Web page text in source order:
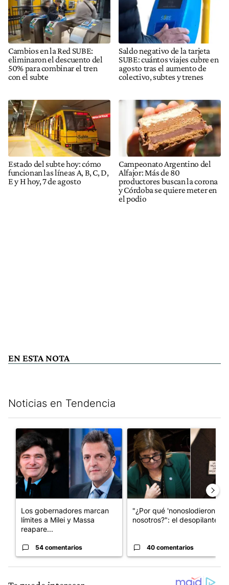
Cambios en la Red SUBE:
eliminaron el descuento del
50% para combinar el tren
con el subte
Saldo negativo de la tarjeta
SUBE: cuántos viajes cubre en
agosto tras el aumento de
colectivo, subtes y trenes
Estado del subte hoy: cómo
funcionan las líneas A, B, C, D,
E y H hoy, 7 de agosto
Campeonato Argentino del
Alfajor: Más de 80
productores buscan la corona
y Córdoba se quiere meter en
el podio
EN ESTA NOTA
Noticias en Tendencia
Un artículo de tendencia con el título "Los gobernadores
Los gobernadores marcan
límites a Milei y Massa
reapare...
54 comentarios
Un artículo de tendencia con
"¿Por qué 'nonoslodieron' a
nosotros?": el desopilante ...
40 comentarios